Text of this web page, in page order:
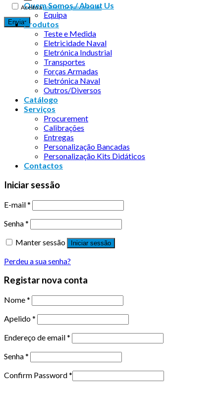
Aceito apolítica de privacidade
Quem Somos / About Us
Equipa
Produtos
Teste e Medida
Eletricidade Naval
Eletrónica Industrial
Transportes
Forças Armadas
Eletrónica Naval
Outros/Diversos
Catálogo
Serviços
Procurement
Calibrações
Entregas
Personalização Bancadas
Personalização Kits Didáticos
Contactos
Iniciar sessão
E-mail*
Senha*
Manter sessão
Iniciar sessão
Perdeu a sua senha?
Registar nova conta
Nome*
Apelido*
Endereço de email*
Senha*
Confirm Password*